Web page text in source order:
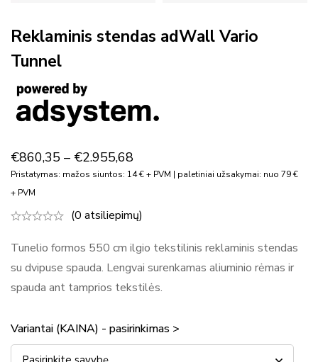
Reklaminis stendas adWall Vario
Tunnel
€860,35 – €2.955,68
Pristatymas: mažos siuntos: 14 € + PVM | paletiniai užsakymai: nuo 79 €
+ PVM
(0 atsiliepimų)
Tunelio formos 550 cm ilgio tekstilinis reklaminis stendas
su dvipuse spauda. Lengvai surenkamas aliuminio rėmas ir
spauda ant tamprios tekstilės.
Variantai (KAINA) - pasirinkimas >